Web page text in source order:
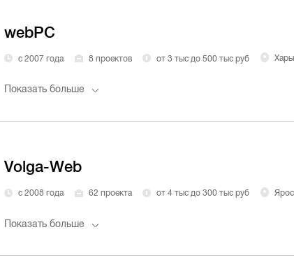
webPC
с 2007 года 8 проектов от 3 тыс до 500 тыс руб
Показать больше
Volga-Web
с 2008 года 62 проекта от 4 тыс до 300 тыс руб
Показать больше